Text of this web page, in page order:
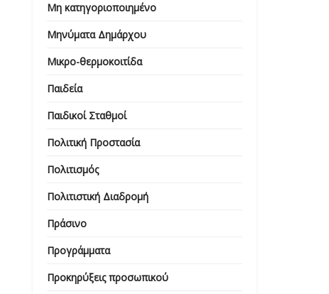
Μη κατηγοριοποιημένο
Μηνύματα Δημάρχου
Μικρο-θερμοκοιτίδα
Παιδεία
Παιδικοί Σταθμοί
Πολιτική Προστασία
Πολιτισμός
Πολιτιστική Διαδρομή
Πράσινο
Προγράμματα
Προκηρύξεις προσωπικού